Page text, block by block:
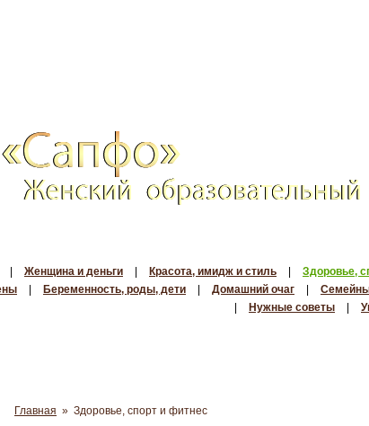
Женщина и деньги Красота, имидж и стиль Здоровье,
Беременность, роды, дети Домашний очаг
Нужные советы
Главная » Здоровье, спорт и фитнес